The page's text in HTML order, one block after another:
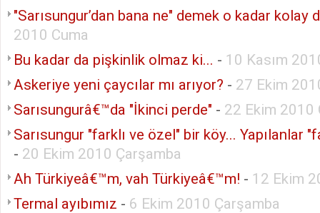
"Sarısungur’dan bana ne" demek o kadar kolay
2010 Cuma
Bu kadar da pişkinlik olmaz ki... - 10 Kasım
Askeriye yeni çaycılar mı arıyor? - 27 Ekim
Sarısungurâ€™da "İkinci perde" - 22 Ekim 2010
Sarısungur "farklı ve özel" bir köy... Yapılanlar
- 20 Ekim 2010 Çarşamba
Ah Türkiyeâ€™m, vah Türkiyeâ€™m! - 12 Ekim
Termal ayıbımız - 6 Ekim 2010 Çarşamba